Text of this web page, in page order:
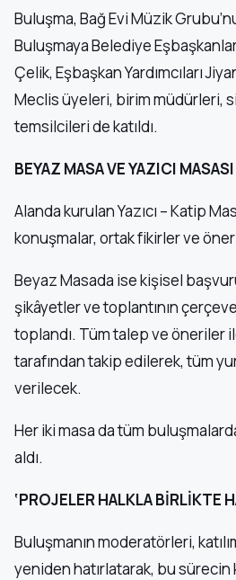
Buluşma, Bağ Evi Müzik
Buluşmaya Belediye
Çelik, Eşbaşkan Yardımcıları
Meclis üyeleri, birim müdürleri,
temsilcileri de katıldı.
BEYAZ MASA VE YAZICI
Alanda kurulan Yazıcı – Katip
konuşmalar, ortak fikirler ve
Beyaz Masada ise kişisel
şikâyetler ve toplantının
toplandı. Tüm talep ve öneriler
tarafından takip edilerek, tüm
verilecek.
Her iki masa da tüm
aldı.
‘PROJELER HALKLA BİRLİKTE
Buluşmanın moderatörleri,
yeniden hatırlatarak, bu sürecin